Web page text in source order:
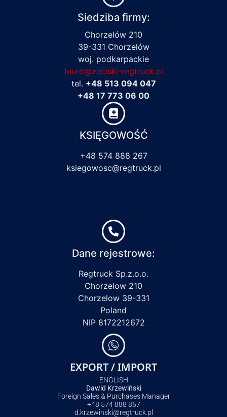
Siedziba firmy:
Chorzelów 210
39-331 Chorzelów
woj. podkarpackie
biuro@zaciski-regtruck.pl
tel. +48 513 094 047
+48 17 773 06 00
KSIĘGOWOŚĆ
+48 574 888 267
ksiegowosc@regtruck.pl
Dane rejestrowe:
Regtruck Sp.z.o.o.
Chorzelow 210
Chorzelow 39-331
Poland
NIP 8172212672
EXPORT / IMPORT
ENGLISH
Dawid Krzewiński
Foreign Sales & Purchases Manager
+48 574 888 857
d.krzewinski@regtruck.pl